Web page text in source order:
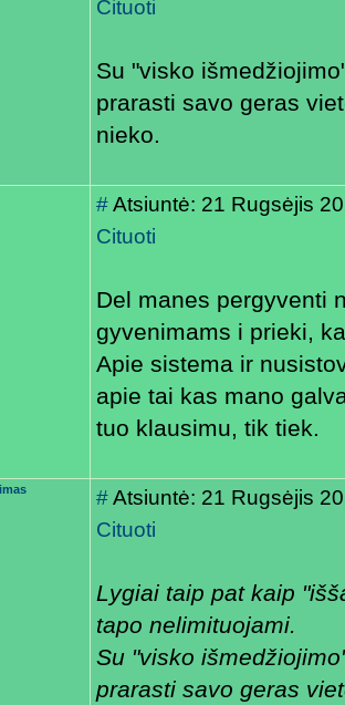
Cituoti
Su "visko
prarasti savo geras
nieko.
#Atsiuntė: 21 Rugsėjis
Cituoti
Del manes pergyventi
gyvenimams i prieki,
Apie sistema ir
apie tai kas mano
tuo klausimu, tik tiek.
#Atsiuntė: 21 Rugsėjis
Cituoti
Lygiai taip pat kaip
tapo nelimituojami.
Su "visko
prarasti savo geras